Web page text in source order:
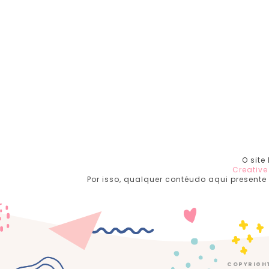
O site
Por isso, qualquer contéudo aqui presente